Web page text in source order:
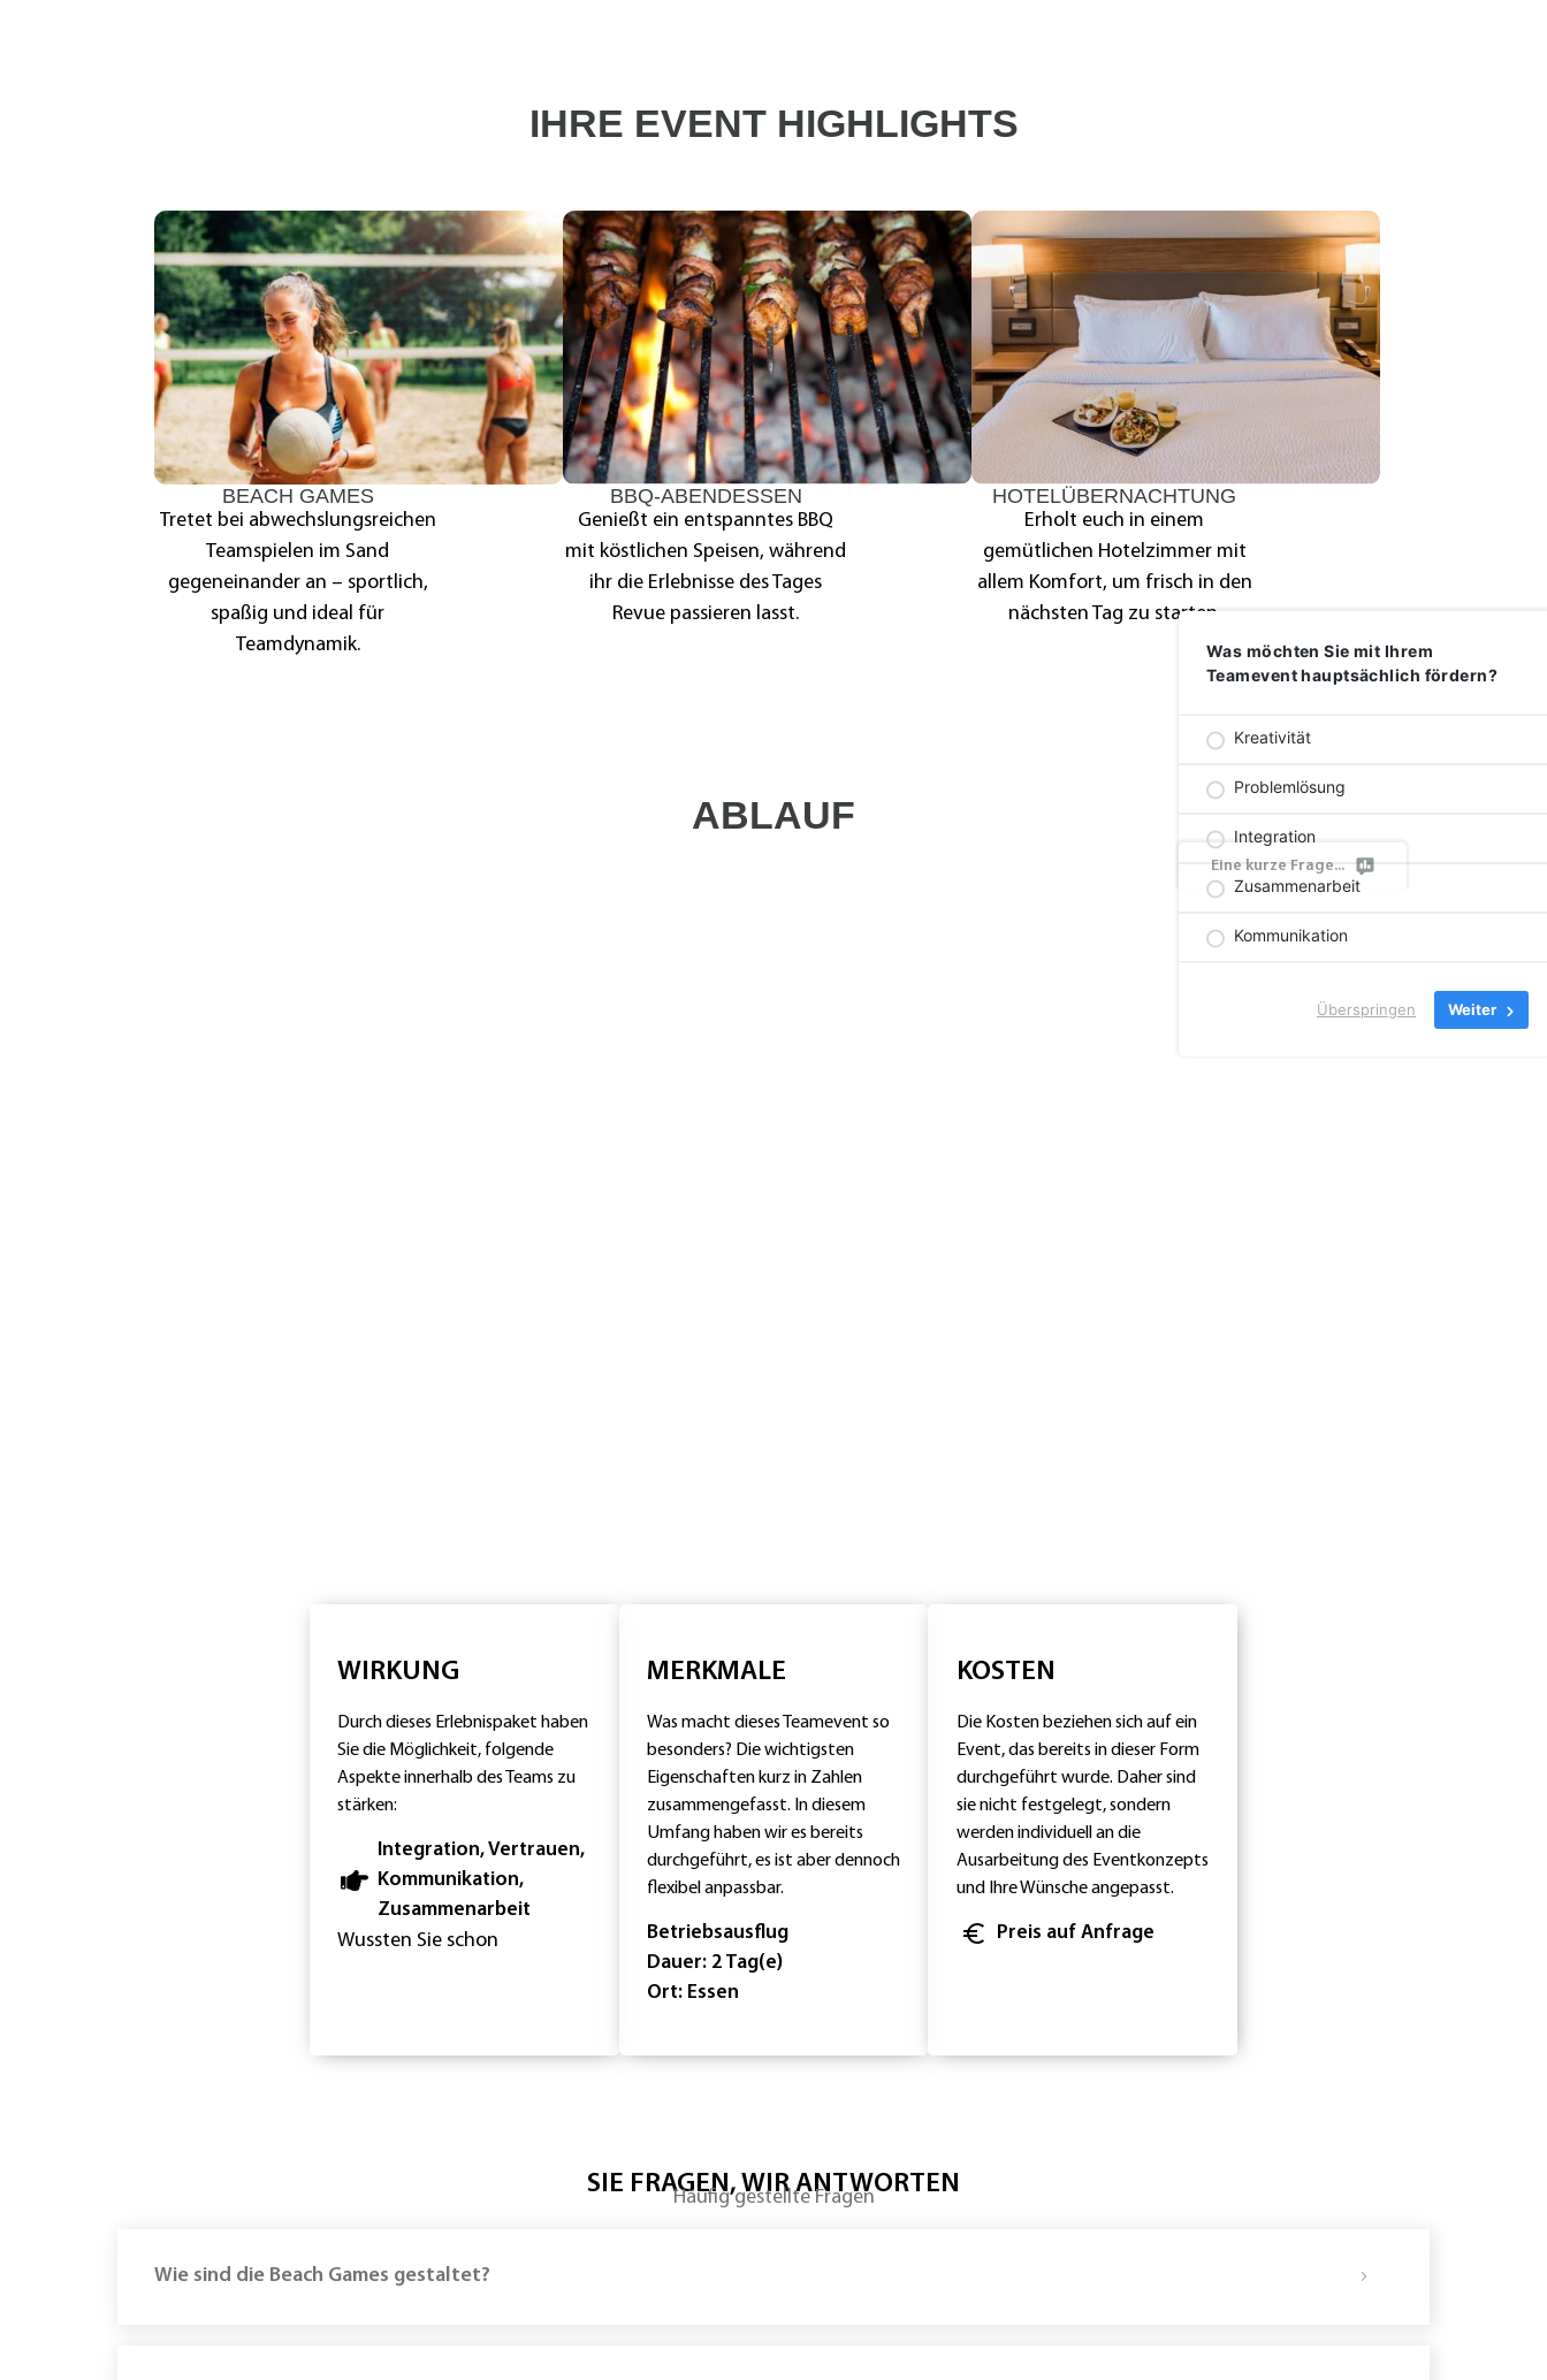
IHRE EVENT HIGHLIGHTS
BEACH GAMES
Tretet bei abwechslungsreichen
Teamspielen im Sand
gegeneinander an – sportlich,
spaßig und ideal für
Teamdynamik.
BBQ-ABENDESSEN
Genießt ein entspanntes BBQ
mit köstlichen Speisen, während
ihr die Erlebnisse des Tages
Revue passieren lasst.
HOTELÜBERNACHTUNG
Erholt euch in einem
gemütlichen Hotelzimmer mit
allem Komfort, um frisch in den
nächsten Tag zu starten.
ABLAUF
WIRKUNG
Durch dieses Erlebnispaket haben
Sie die Möglichkeit, folgende
Aspekte innerhalb des Teams zu
stärken:
Integration, Vertrauen,
Kommunikation,
Zusammenarbeit
Wussten Sie schon
MERKMALE
Was macht dieses Teamevent so
besonders? Die wichtigsten
Eigenschaften kurz in Zahlen
zusammengefasst. In diesem
Umfang haben wir es bereits
durchgeführt, es ist aber dennoch
flexibel anpassbar.
Betriebsausflug
Dauer: 2 Tag(e)
Ort: Essen
KOSTEN
Die Kosten beziehen sich auf ein
Event, das bereits in dieser Form
durchgeführt wurde. Daher sind
sie nicht festgelegt, sondern
werden individuell an die
Ausarbeitung des Eventkonzepts
und Ihre Wünsche angepasst.
Preis auf Anfrage
SIE FRAGEN, WIR ANTWORTEN
Häufig gestellte Fragen
Wie sind die Beach Games gestaltet?
Eine kurze Frage...
Was möchten Sie mit Ihrem
Teamevent hauptsächlich fördern?
Kreativität
Problemlösung
Integration
Zusammenarbeit
Kommunikation
Überspringen Weiter